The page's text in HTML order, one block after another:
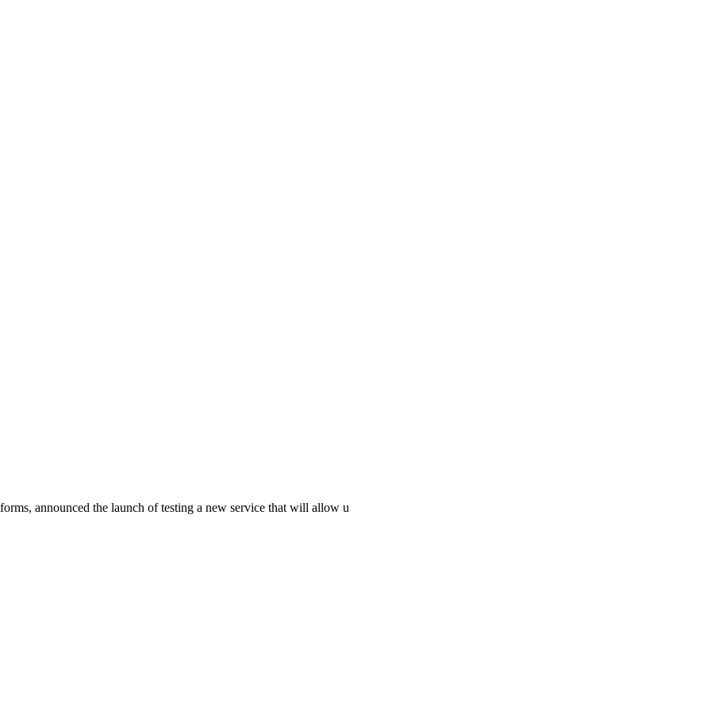
announced the launch of testing a new service that will allow u